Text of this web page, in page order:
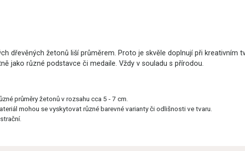
dřevěných žetonů liší průměrem. Proto je skvěle doplnují při kreativním
jako různé podstavce či medaile. Vždy v souladu s přírodou.
průměry žetonů v rozsahu cca 5 - 7 cm.
mohou se vyskytovat různé barevné varianty či odlišnosti ve tvaru.